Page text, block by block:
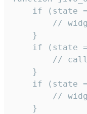
if (state
//
    }
if (state
//
    }
if (state
//
    }